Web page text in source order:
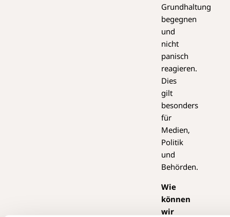
Grundhaltung
begegnen
und
nicht
panisch
reagieren.
Dies
gilt
besonders
für
Medien,
Politik
und
Behörden.
Wie
können
wir